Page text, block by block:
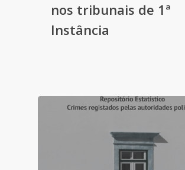
nos tribunais de 1ª
Instância